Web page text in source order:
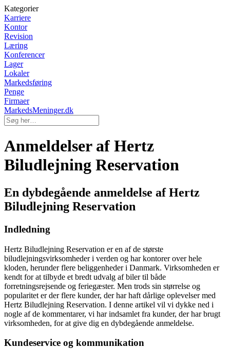
Kategorier
Karriere
Kontor
Revision
Læring
Konferencer
Lager
Lokaler
Markedsføring
Penge
Firmaer
MarkedsMeninger.dk
Anmeldelser af Hertz
Biludlejning Reservation
En dybdegående anmeldelse af Hertz
Biludlejning Reservation
Indledning
Hertz Biludlejning Reservation er en af de største
biludlejningsvirksomheder i verden og har kontorer over hele
kloden, herunder flere beliggenheder i Danmark. Virksomheden er
kendt for at tilbyde et bredt udvalg af biler til både
forretningsrejsende og feriegæster. Men trods sin størrelse og
popularitet er der flere kunder, der har haft dårlige oplevelser med
Hertz Biludlejning Reservation. I denne artikel vil vi dykke ned i
nogle af de kommentarer, vi har indsamlet fra kunder, der har brugt
virksomheden, for at give dig en dybdegående anmeldelse.
Kundeservice og kommunikation